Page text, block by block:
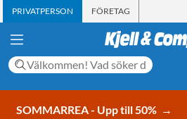
PRIVATPERSON FÖRETAG
SOMMARREA - Upp till 50% →